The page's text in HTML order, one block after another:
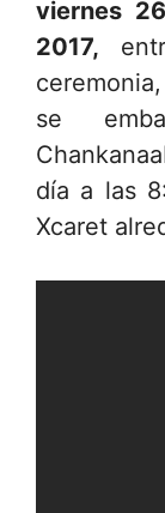
viernes
2017,
se
día a las
Xcaret